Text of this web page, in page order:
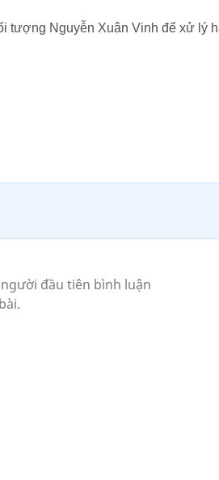
tượng Nguyễn Xuân Vinh để xử lý